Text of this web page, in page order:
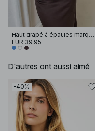
Haut drapé à épaules marquées
EUR 39.95
D'autres ont aussi aimé
-40%